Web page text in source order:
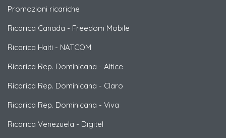
Promozioni ricariche
Ricarica Canada - Freedom Mobile
Ricarica Haiti - NATCOM
Ricarica Rep. Dominicana - Altice
Ricarica Rep. Dominicana - Claro
Ricarica Rep. Dominicana - Viva
Ricarica Venezuela - Digitel